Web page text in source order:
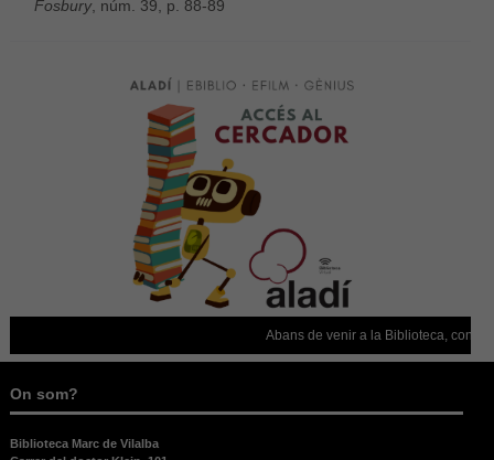
Fosbury, núm. 39, p. 88-89
Abans de venir a la Biblioteca, confirmeu
On som?
Biblioteca Marc de Vilalba